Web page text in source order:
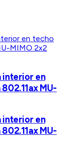
interior en
MU-
interior en
MU-